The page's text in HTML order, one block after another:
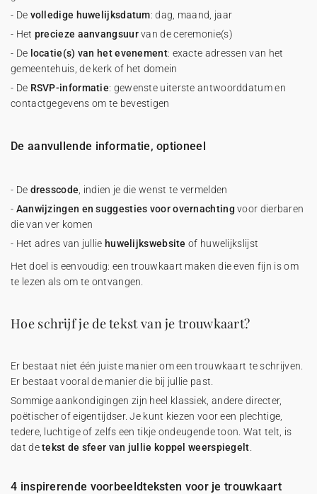
- De volledige huwelijksdatum: dag, maand, jaar
- Het precieze aanvangsuurvan de ceremonie(s)
- De locatie(s) van het evenement: exacte adressen van het
gemeentehuis, de kerk of het domein
- De RSVP-informatie: gewenste uiterste antwoorddatum en
contactgegevens om te bevestigen
De aanvullende informatie, optioneel
- De dresscode , indien je die wenst te vermelden
- Aanwijzingen en suggesties voor overnachting voor dierbaren
die van ver komen
- Het adres van jullie huwelijkswebsite of huwelijkslijst
Het doel is eenvoudig: een trouwkaart maken die even fijn is om
te lezen als om te ontvangen.
Hoe schrijf je de tekst van je trouwkaart?
Er bestaat niet één juiste manier om een trouwkaart te schrijven.
Er bestaat vooral de manier die bij jullie past.
Sommige aankondigingen zijn heel klassiek, andere directer,
poëtischer of eigentijdser. Je kunt kiezen voor een plechtige,
tedere, luchtige of zelfs een tikje ondeugende toon. Wat telt, is
dat detekst de sfeer van jullie koppel weerspiegelt
4 inspirerende voorbeeldteksten voor je trouwkaart